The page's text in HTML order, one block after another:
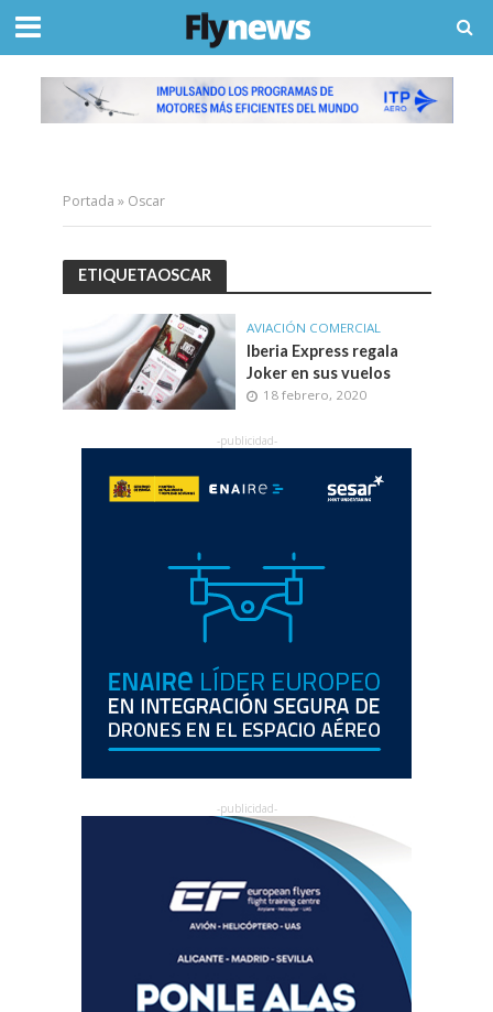
Portada » Oscar
ETIQUETAOSCAR
AVIACIÓN COMERCIAL
Iberia Express regala
Joker en sus vuelos
18 febrero, 2020